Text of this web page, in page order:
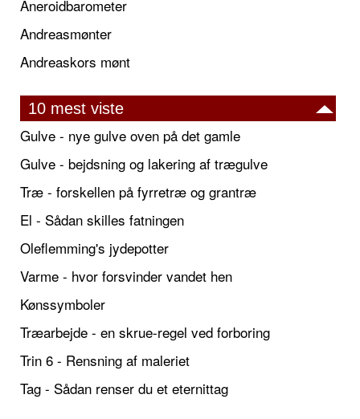
Aneroidbarometer
Andreasmønter
Andreaskors mønt
10 mest viste
Gulve - nye gulve oven på det gamle
Gulve - bejdsning og lakering af trægulve
Træ - forskellen på fyrretræ og grantræ
El - Sådan skilles fatningen
Oleflemming's jydepotter
Varme - hvor forsvinder vandet hen
Kønssymboler
Træarbejde - en skrue-regel ved forboring
Trin 6 - Rensning af maleriet
Tag - Sådan renser du et eternittag